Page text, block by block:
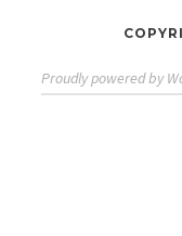
Proudly powered by